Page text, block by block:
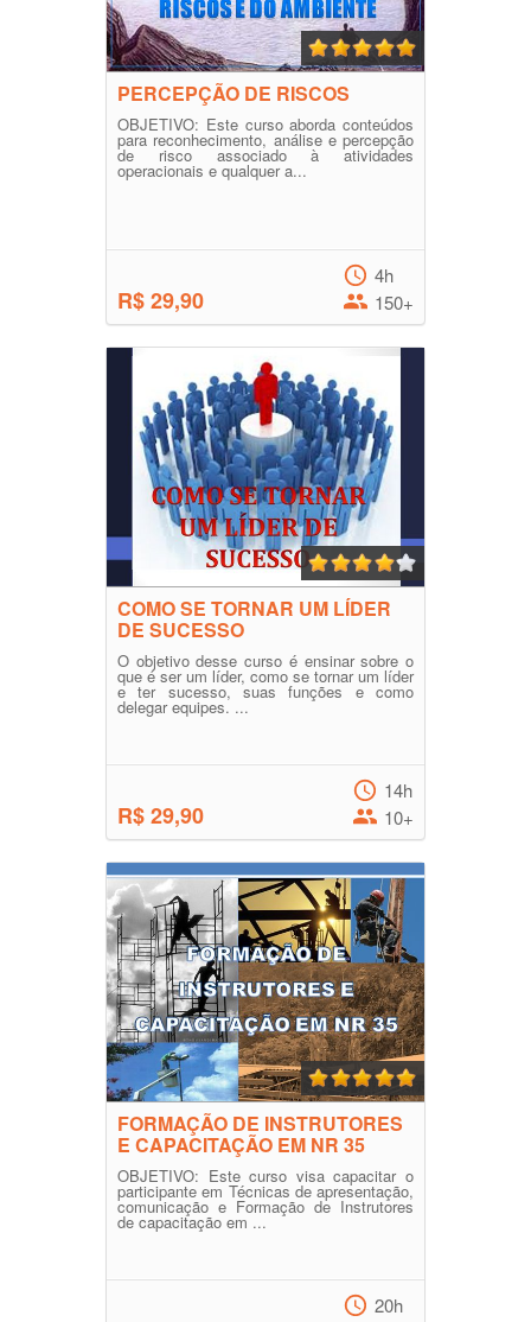
PERCEPÇÃO DE RISCOS
OBJETIVO: Este curso aborda conteúdos
para reconhecimento, análise e percepção
de risco associado à atividades
operacionais e qualquer a...
R$ 29,90
4h
150+
COMO SE TORNAR UM LÍDER
DE SUCESSO
O objetivo desse curso é ensinar sobre o
que é ser um líder, como se tornar um líder
e ter sucesso, suas funções e como
delegar equipes. ...
R$ 29,90
14h
10+
FORMAÇÃO DE INSTRUTORES
E CAPACITAÇÃO EM NR 35
OBJETIVO: Este curso visa capacitar o
participante em Técnicas de apresentação,
comunicação e Formação de Instrutores
de capacitação em ...
20h